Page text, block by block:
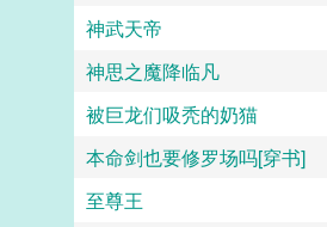
神武天帝
神思之魔降临凡
被巨龙们吸秃的奶猫
本命剑也要修罗场吗[穿书]
至尊王